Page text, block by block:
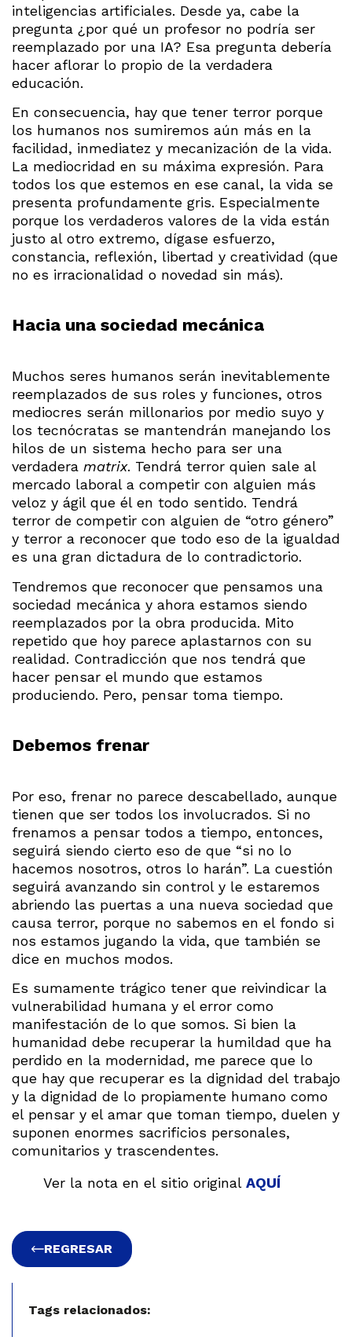
inteligencias artificiales. Desde ya, cabe la
pregunta ¿por qué un profesor no podría ser
reemplazado por una IA? Esa pregunta debería
hacer aflorar lo propio de la verdadera
educación.
En consecuencia, hay que tener terror porque
los humanos nos sumiremos aún más en la
facilidad, inmediatez y mecanización de la vida.
La mediocridad en su máxima expresión. Para
todos los que estemos en ese canal, la vida se
presenta profundamente gris. Especialmente
porque los verdaderos valores de la vida están
justo al otro extremo, dígase esfuerzo,
constancia, reflexión, libertad y creatividad (que
no es irracionalidad o novedad sin más).
Hacia una sociedad mecánica
Muchos seres humanos serán inevitablemente
reemplazados de sus roles y funciones, otros
mediocres serán millonarios por medio suyo y
los tecnócratas se mantendrán manejando los
hilos de un sistema hecho para ser una
verdadera matrix. Tendrá terror quien sale al
mercado laboral a competir con alguien más
veloz y ágil que él en todo sentido. Tendrá
terror de competir con alguien de “otro género”
y terror a reconocer que todo eso de la igualdad
es una gran dictadura de lo contradictorio.
Tendremos que reconocer que pensamos una
sociedad mecánica y ahora estamos siendo
reemplazados por la obra producida. Mito
repetido que hoy parece aplastarnos con su
realidad. Contradicción que nos tendrá que
hacer pensar el mundo que estamos
produciendo. Pero, pensar toma tiempo.
Debemos frenar
Por eso, frenar no parece descabellado, aunque
tienen que ser todos los involucrados. Si no
frenamos a pensar todos a tiempo, entonces,
seguirá siendo cierto eso de que “si no lo
hacemos nosotros, otros lo harán”. La cuestión
seguirá avanzando sin control y le estaremos
abriendo las puertas a una nueva sociedad que
causa terror, porque no sabemos en el fondo si
nos estamos jugando la vida, que también se
dice en muchos modos.
Es sumamente trágico tener que reivindicar la
vulnerabilidad humana y el error como
manifestación de lo que somos. Si bien la
humanidad debe recuperar la humildad que ha
perdido en la modernidad, me parece que lo
que hay que recuperar es la dignidad del trabajo
y la dignidad de lo propiamente humano como
el pensar y el amar que toman tiempo, duelen y
suponen enormes sacrificios personales,
comunitarios y trascendentes.
Ver la nota en el sitio original AQUÍ
REGRESAR
Tags relacionados: